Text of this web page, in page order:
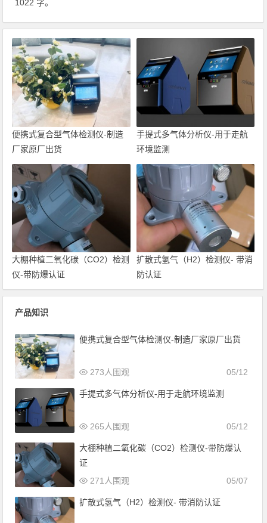
1022 字。
便携式复合型气体检测仪-制造
厂家原厂出货
手提式多气体分析仪-用于走航
环境监测
大棚种植二氧化碳（CO2）检测
仪-带防爆认证
扩散式氢气（H2）检测仪- 带消
防认证
产品知识
便携式复合型气体检测仪-制造厂家原厂出货
05/12
273人围观
手提式多气体分析仪-用于走航环境监测
05/12
265人围观
大棚种植二氧化碳（CO2）检测仪-带防爆认
证
05/07
271人围观
扩散式氢气（H2）检测仪- 带消防认证